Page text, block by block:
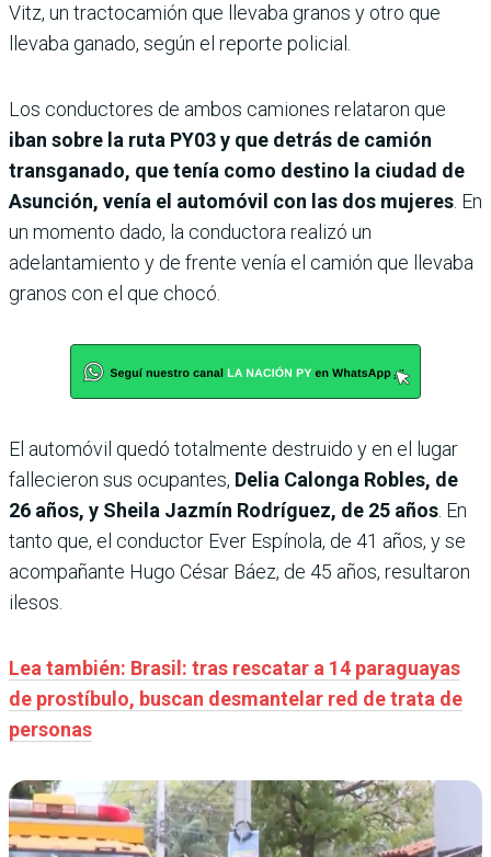
Vitz, un tractocamión que llevaba granos y otro que
llevaba ganado, según el reporte policial.
Los conductores de ambos camiones relataron que
iban sobre la ruta PY03 y que detrás de camión
transganado, que tenía como destino la ciudad de
Asunción, venía el automóvil con las dos mujeres . En
un momento dado, la conductora realizó un
adelantamiento y de frente venía el camión que llevaba
granos con el que chocó.
El automóvil quedó totalmente destruido y en el lugar
fallecieron sus ocupantes, Delia Calonga Robles, de
26 años, y Sheila Jazmín Rodríguez, de 25 años . En
tanto que, el conductor Ever Espínola, de 41 años, y se
acompañante Hugo César Báez, de 45 años, resultaron
ilesos.
Lea también: Brasil: tras rescatar a 14 paraguayas
de prostíbulo, buscan desmantelar red de trata de
personas